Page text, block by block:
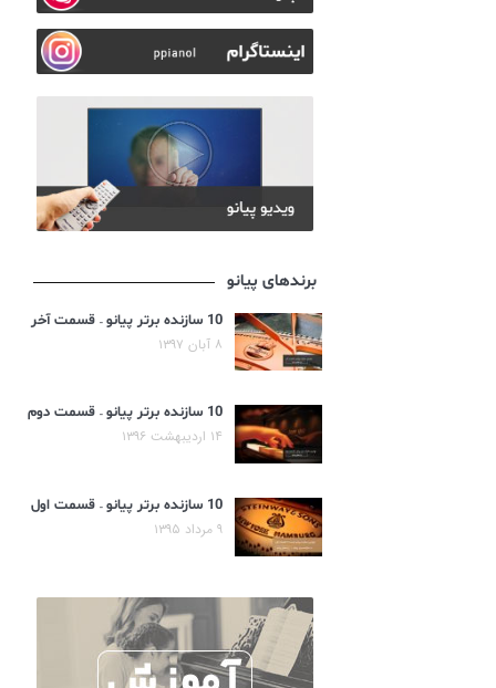
برندهای پیانو
10 سازنده برتر پیانو – قسمت آخر
۸ آبان ۱۳۹۷
10 سازنده برتر پیانو – قسمت دوم
۱۴ اردیبهشت ۱۳۹۶
10 سازنده برتر پیانو – قسمت اول
۹ مرداد ۱۳۹۵